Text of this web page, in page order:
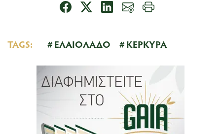
TAGS: ΕΛΑΙΟΛΑΔΟ ΚΕΡΚΥΡΑ